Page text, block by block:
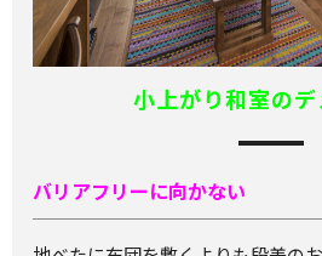
小上がり和室のデ
バリアフリーに向かない